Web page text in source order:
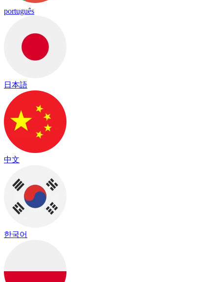
português
日本語
中文
한국어